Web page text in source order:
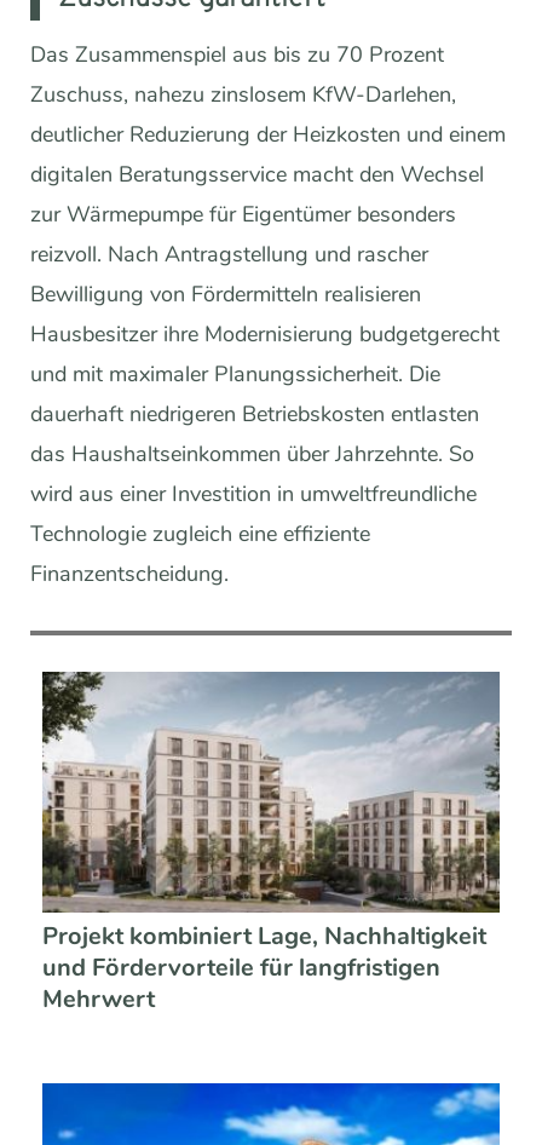
Das Zusammenspiel aus bis zu 70 Prozent
Zuschuss, nahezu zinslosem KfW-Darlehen,
deutlicher Reduzierung der Heizkosten und einem
digitalen Beratungsservice macht den Wechsel
zur Wärmepumpe für Eigentümer besonders
reizvoll. Nach Antragstellung und rascher
Bewilligung von Fördermitteln realisieren
Hausbesitzer ihre Modernisierung budgetgerecht
und mit maximaler Planungssicherheit. Die
dauerhaft niedrigeren Betriebskosten entlasten
das Haushaltseinkommen über Jahrzehnte. So
wird aus einer Investition in umweltfreundliche
Technologie zugleich eine effiziente
Finanzentscheidung.
Projekt kombiniert Lage, Nachhaltigkeit
und Fördervorteile für langfristigen
Mehrwert